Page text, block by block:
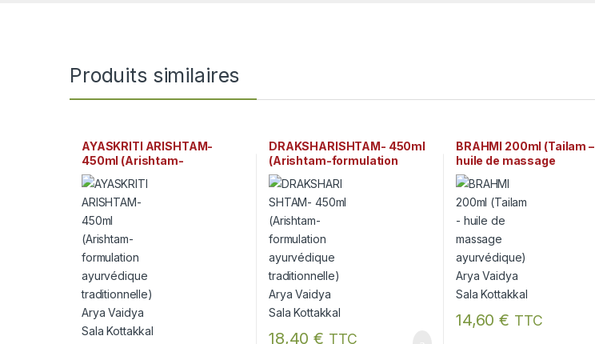
Produits similaires
AYASKRITI ARISHTAM-
450ml (Arishtam-
formulation ayurvédique
traditionnelle) Arya Vaidya
Sala Kottakkal
DRAKSHARISHTAM- 450ml
(Arishtam-formulation
ayurvédique traditionnelle)
Arya Vaidya Sala Kottakkal
18,40€ TTC
BRAHMI 200ml (Tailam –
huile de massage
ayurvédique) Arya Vaidya
Sala Kottakkal
14,60€ TTC